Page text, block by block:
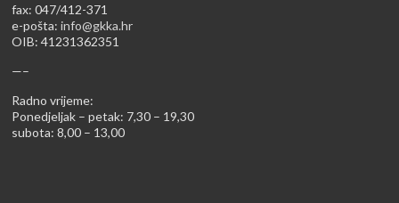
fax: 047/412-371
e-pošta:info@gkka.hr
OIB: 41231362351
—–
Radno vrijeme:
Ponedjeljak – petak: 7,30 – 19,30
subota: 8,00 – 13,00